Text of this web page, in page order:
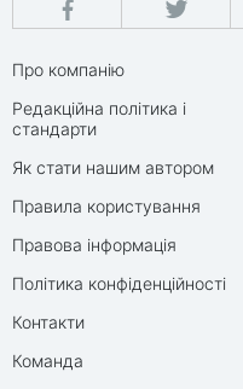
Про компанію
Редакційна політика і
стандарти
Як стати нашим автором
Правила користування
Правова інформація
Політика конфіденційності
Контакти
Команда